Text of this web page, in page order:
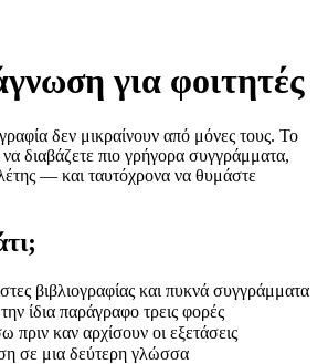
για φοιτητές
δεν μικραίνουν από μόνες τους. Το
διαβάζετε πιο γρήγορα συγγράμματα,
— και ταυτόχρονα να θυμάστε
βιβλιογραφίας και πυκνά συγγράμματα
ίδια παράγραφο τρεις φορές
πριν καν αρχίσουν οι εξετάσεις
σε μια δεύτερη γλώσσα